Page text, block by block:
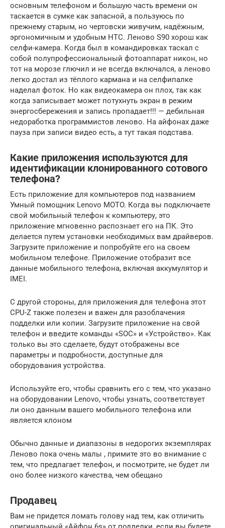
основным телефоном и большую часть времени он
таскается в сумке как запасной, а пользуюсь по
прежнему старым, но чертовски живучим, надёжным,
эргономичным и удобным HTC. Леново S90 хорош как
селфи-камера. Когда был в командировках таскал с
собой полупрофессиональный фотоаппарат никон, но
тот на морозе глючил и не всегда включался, а леново
легко достал из тёплого кармана и на селфипалке
наделал фоток. Но как видеокамера он плох, так как
когда записывает может потухнуть экран в режим
энергосбережения и запись пропадает!!! — дебильная
недоработка программистов леново. На айфонах даже
пауза при записи видео есть, а тут такая подстава.
Какие приложения используются для
идентификации клонированного сотового
телефона?
Есть приложение для компьютеров под названием
Умный помощник Lenovo MOTO. Когда вы подключаете
свой мобильный телефон к компьютеру, это
приложение мгновенно распознает его на ПК. Это
делается путем установки необходимых вам драйверов.
Загрузите приложение и попробуйте его на своем
мобильном телефоне. Приложение отобразит все
данные мобильного телефона, включая аккумулятор и
IMEI.
С другой стороны, для приложения для телефона этот
CPU-Z также полезен и важен для разоблачения
подделки или копии. Загрузите приложение на свой
телефон и введите команды «SOC» и «Устройство». Как
только вы это сделаете, будут отображены все
параметры и подробности, доступные для
оборудования устройства.
Используйте его, чтобы сравнить его с тем, что указано
на оборудовании Lenovo, чтобы узнать, соответствует
ли оно данным вашего мобильного телефона или
является клоном
Обычно данные и диапазоны в недорогих экземплярах
Леново пока очень малы , примите это во внимание с
тем, что предлагает телефон, и посмотрите, не будет ли
оно более низкого качества, чем обещано
Продавец
Вам не придется ломать голову над тем, как отличить